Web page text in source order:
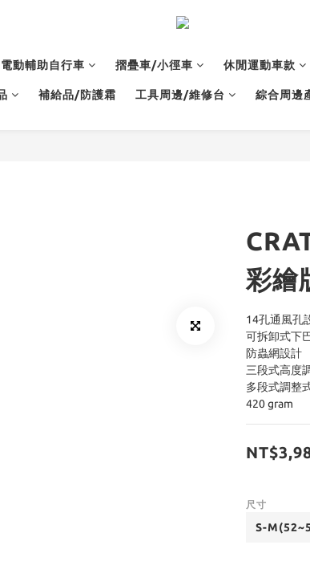
電動輔助自行車 摺疊車/小徑車 休閒運動車款
補給品/防護霜 工具周邊/維修台 綜合周邊
彩繪
14孔通風孔
可拆卸式下
防蟲網設計
三段式高度
多段式調整
420 gram
尺寸